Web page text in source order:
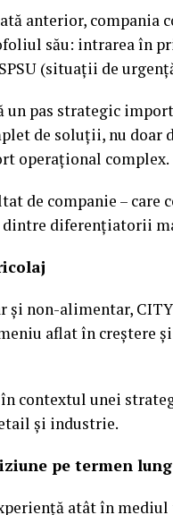
anterior, compania
său: intrarea în
(situații de
un pas strategic
de soluții, nu doar
operațional complex.
de companie –
dintre diferențiatorii
și non-alimentar,
aflat în creștere
contextul unei
și industrie.
pe termen lung
atât în